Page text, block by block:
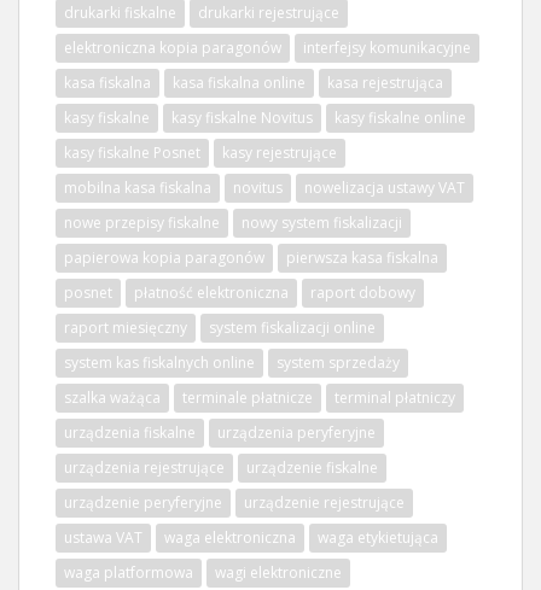
drukarki fiskalne
drukarki rejestrujące
elektroniczna kopia paragonów
interfejsy komunikacyjne
kasa fiskalna
kasa fiskalna online
kasa rejestrująca
kasy fiskalne
kasy fiskalne Novitus
kasy fiskalne online
kasy fiskalne Posnet
kasy rejestrujące
mobilna kasa fiskalna
novitus
nowelizacja ustawy VAT
nowe przepisy fiskalne
nowy system fiskalizacji
papierowa kopia paragonów
pierwsza kasa fiskalna
posnet
płatność elektroniczna
raport dobowy
raport miesięczny
system fiskalizacji online
system kas fiskalnych online
system sprzedaży
szalka ważąca
terminale płatnicze
terminal płatniczy
urządzenia fiskalne
urządzenia peryferyjne
urządzenia rejestrujące
urządzenie fiskalne
urządzenie peryferyjne
urządzenie rejestrujące
ustawa VAT
waga elektroniczna
waga etykietująca
waga platformowa
wagi elektroniczne